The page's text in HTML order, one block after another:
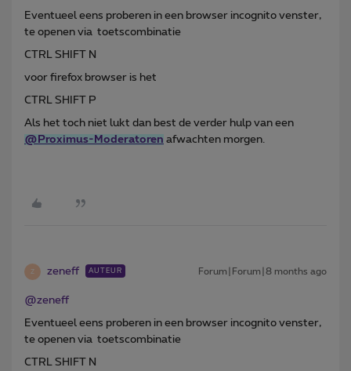
Eventueel eens proberen in een browser incognito venster,
te openen via toetscombinatie
CTRL SHIFT N
voor firefox browser is het
CTRL SHIFT P
Als het toch niet lukt dan best de verder hulp van een
@Proximus-Moderatoren afwachten morgen.
Z zeneff AUTEUR Forum|Forum|8 months ago
@zeneff
Eventueel eens proberen in een browser incognito venster,
te openen via toetscombinatie
CTRL SHIFT N